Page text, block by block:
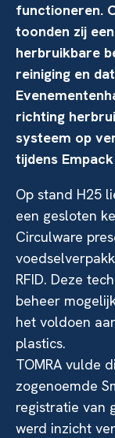
functioneren.
toonden zij
herbruikbare
reiniging en
richting
systeem op
tijdens
Op stand H25
een gesloten
Circulware
RFID. Deze
beheer
het voldoen
plastics.
TOMRA vulde
zogenoemde
registratie van
werd inzicht